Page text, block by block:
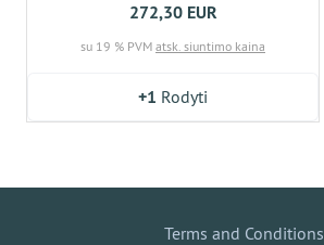
272,30 EUR
su 19 % PVM atsk. siuntimo kaina
+1 Rodyti
Terms and Conditions